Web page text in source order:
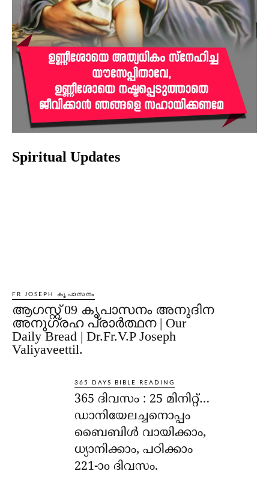
Spiritual Updates
FR JOSEPH കൃപാസനം
ആഗസ്റ്റ് 09 കൃപാസനം അനുദിന
അനുഗ്രഹ പ്രാർത്ഥന | Our
Daily Bread | Dr.Fr.V.P Joseph
Valiyaveettil.
365 DAYS BIBLE READING
365 ദിവസം : 25 മിനിറ്റ്…
ഡാനിയേലച്ചനൊപ്പം
ബൈബിൾ വായിക്കാം,
ധ്യാനിക്കാം, പഠിക്കാം
221-ാo ദിവസം.